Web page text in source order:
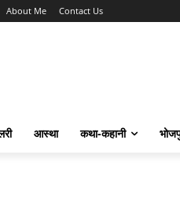
About Me Contact Us
आस्था कथा-कहानी